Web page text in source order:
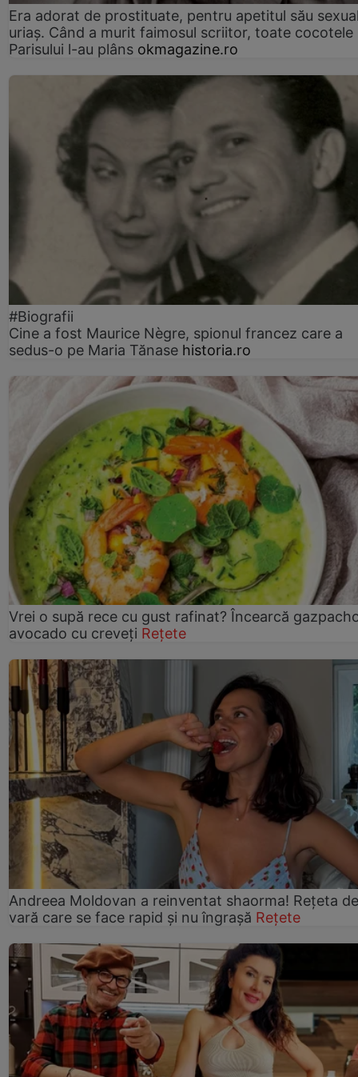
Era adorat de prostituate, pentru apetitul său
uriaș. Când a murit faimosul scriitor, toate cocotele
Parisului l-au plâns okmagazine.ro
#Biografii
Cine a fost Maurice Nègre, spionul francez care a
sedus-o pe Maria Tănase historia.ro
Vrei o supă rece cu gust rafinat? Încearcă
avocado cu creveți Rețete
Andreea Moldovan a reinventat shaorma! Rețeta de
vară care se face rapid și nu îngrașă Rețete